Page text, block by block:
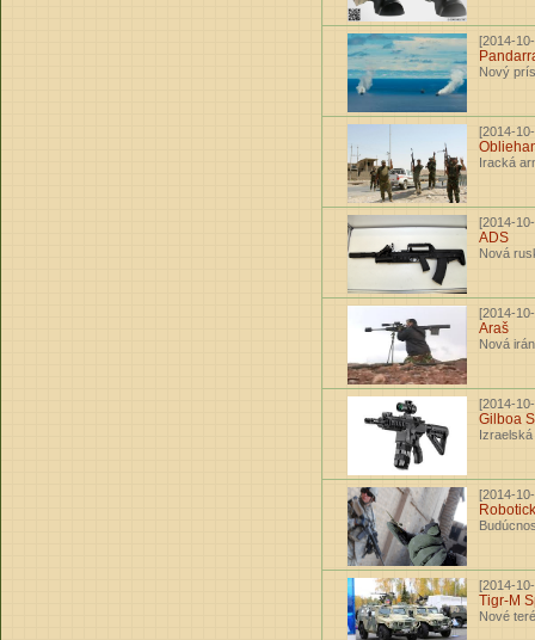
[2014-
Nový
[2014-
Iracká
[2014-
ADS
Nová
[2014-
Araš
Nová
[2014-
Gilboa
[2014-
[2014-
Tigr-M
Nové